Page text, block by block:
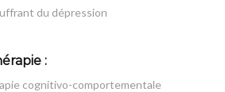
du dépression
:
cognitivo-comportementale